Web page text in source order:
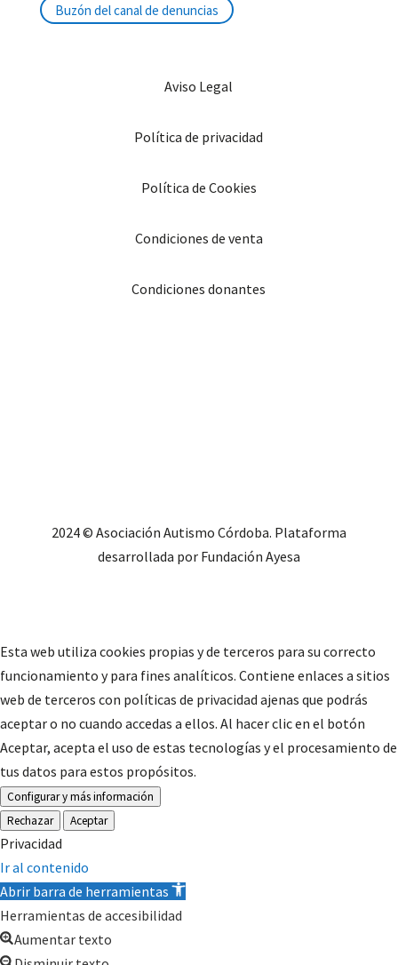
Buzón del canal de denuncias
Aviso Legal
Política de privacidad
Política de Cookies
Condiciones de venta
Condiciones donantes
2024 © Asociación Autismo Córdoba. Plataforma
desarrollada por Fundación Ayesa
Esta web utiliza cookies propias y de terceros para su correcto
funcionamiento y para fines analíticos. Contiene enlaces a sitios
web de terceros con políticas de privacidad ajenas que podrás
aceptar o no cuando accedas a ellos. Al hacer clic en el botón
Aceptar, acepta el uso de estas tecnologías y el procesamiento de
tus datos para estos propósitos.
Configurar y más información
Rechazar
Aceptar
Privacidad
Ir al contenido
Abrir barra de herramientas
Herramientas de accesibilidad
Aumentar texto